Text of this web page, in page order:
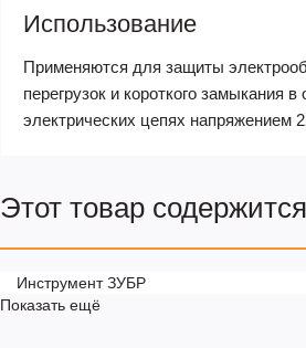
Использование
Применяются для защиты
перегрузок и короткого замыкания
электрических цепях напряжением
Этот товар
Инструмент ЗУБР
Показать ещё